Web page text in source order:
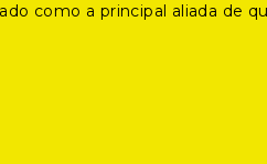
como a principal aliada de